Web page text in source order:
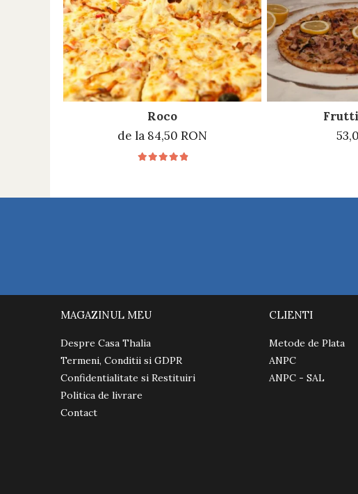
Roco
de la 84,50 RON
MAGAZINUL MEU
Despre Casa Thalia
Termeni, Conditii si GDPR
Confidentialitate si Restituiri
Politica de livrare
Contact
CLIENTI
Metode de Plata
ANPC
ANPC - SAL